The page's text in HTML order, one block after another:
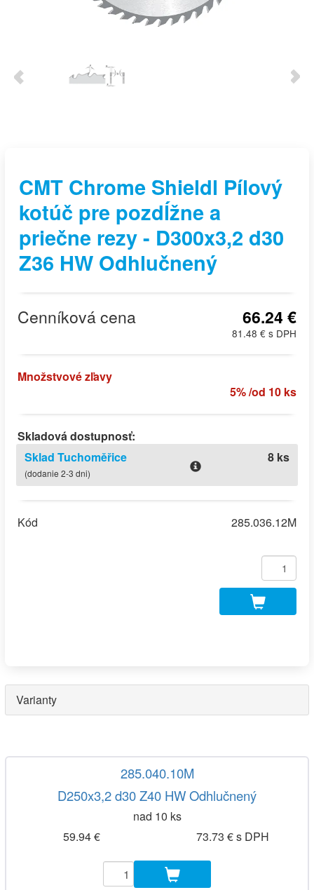
CMT Chrome Shieldl Pílový
kotúč pre pozdĺžne a
priečne rezy - D300x3,2 d30
Z36 HW Odhlučnený
Cenníková cena 66.24 €
81.48 € s DPH
Množstvové zľavy
5% /od 10 ks
Skladová dostupnosť:
Sklad Tuchoměřice
(dodanie 2-3 dni)
8 ks
Kód 285.036.12M
Varianty
285.040.10M
D250x3,2 d30 Z40 HW Odhlučnený
nad 10 ks
59.94 €
73.73 € s DPH